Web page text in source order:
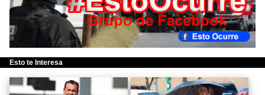
Esto te Interesa